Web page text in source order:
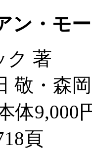
ン・モ
ク 著
敬・森
体9,000
頁